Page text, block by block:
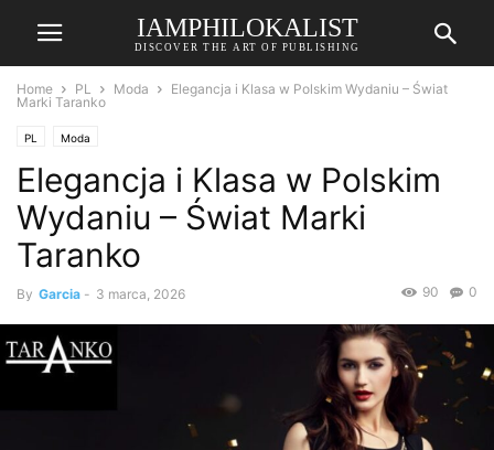
IAMPHILOKALIST
DISCOVER THE ART OF PUBLISHING
Home PL Moda
Elegancja i Klasa w Polskim Wydaniu – Świat
Marki Taranko
PL Moda
Elegancja i Klasa w Polskim
Wydaniu – Świat Marki
Taranko
By Garcia - 3 marca, 2026 0
90